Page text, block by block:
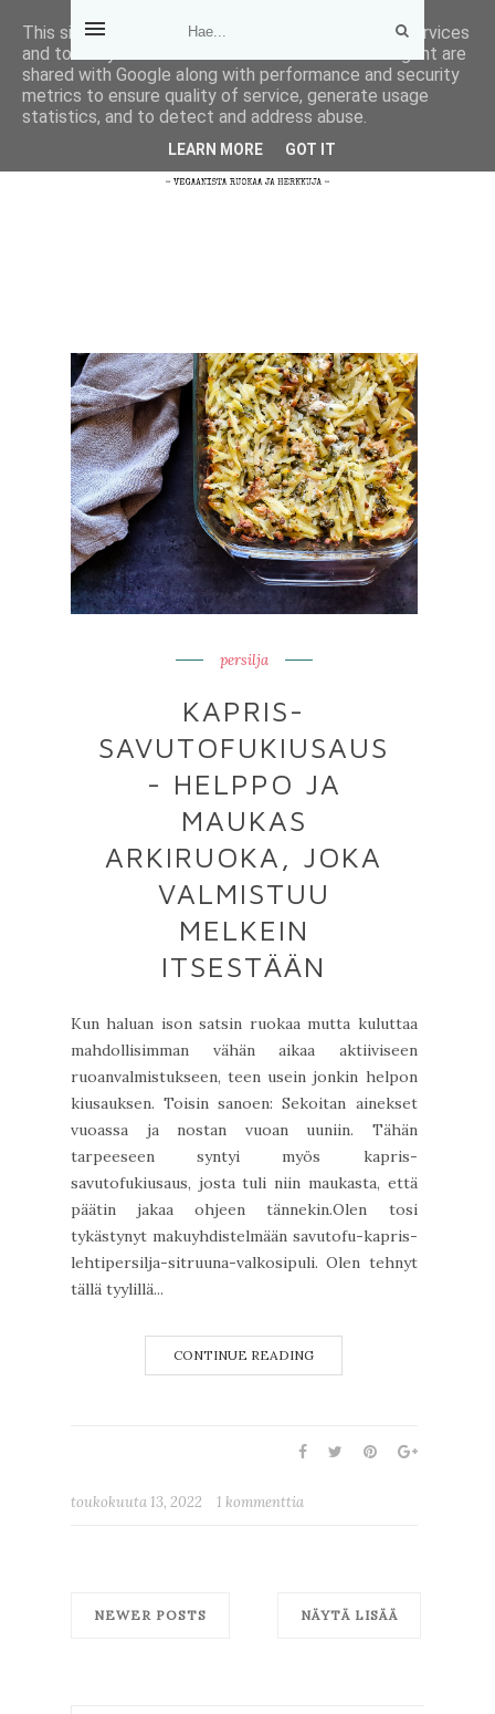
persilja
KAPRIS-
SAVUTOFUKIUSAUS
- HELPPO JA
MAUKAS
ARKIRUOKA, JOKA
VALMISTUU
MELKEIN
ITSESTÄÄN
Kun haluan ison satsin ruokaa mutta kuluttaa
mahdollisimman vähän aikaa aktiiviseen
ruoanvalmistukseen, teen usein jonkin helpon
kiusauksen. Toisin sanoen: Sekoitan ainekset
vuoassa ja nostan vuoan uuniin. Tähän
tarpeeseen syntyi myös kapris-
savutofukiusaus, josta tuli niin maukasta, että
päätin jakaa ohjeen tännekin.Olen tosi
tykästynyt makuyhdistelmään savutofu-kapris-
lehtipersilja-sitruuna-valkosipuli. Olen tehnyt
tällä tyylillä...
CONTINUE READING
toukokuuta 13, 2022 1 kommenttia
NEWER POSTS NÄYTÄ LISÄÄ
This site uses cookies from Google to deliver its services
and to analyze traffic. Your IP address and user-agent are
shared with Google along with performance and security
metrics to ensure quality of service, generate usage
statistics, and to detect and address abuse.
LEARN MORE GOT IT